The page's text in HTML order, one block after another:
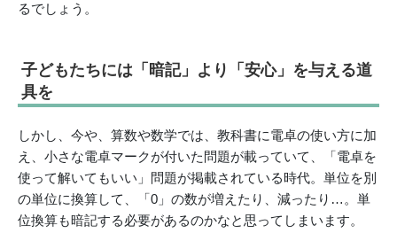
るでしょう。
子どもたちには「暗記」より「安心」を与える道
具を
しかし、今や、算数や数学では、教科書に電卓の使い方に加
え、小さな電卓マークが付いた問題が載っていて、「電卓を
使って解いてもいい」問題が掲載されている時代。単位を別
の単位に換算して、「0」の数が増えたり、減ったり…。単
位換算も暗記する必要があるのかなと思ってしまいます。